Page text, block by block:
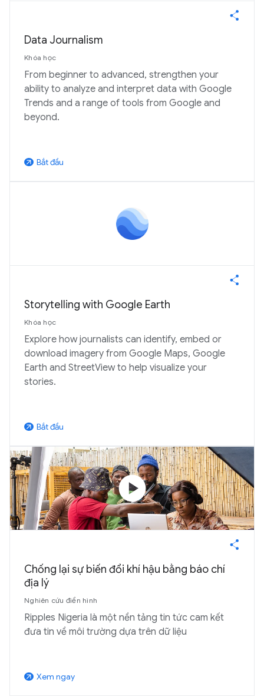
Data Journalism
Khóa học
From beginner to advanced, strengthen your
ability to analyze and interpret data with Google
Trends and a range of tools from Google and
beyond.
arrow_outward Bắt đầu
Storytelling with Google Earth
Khóa học
Explore how journalists can identify, embed or
download imagery from Google Maps, Google
Earth and StreetView to help visualize your
stories.
arrow_outward Bắt đầu
play_circle
Chống lại sự biến đổi khí hậu bằng báo chí
địa lý
Nghiên cứu điển hình
Ripples Nigeria là một nền tảng tin tức cam kết
đưa tin về môi trường dựa trên dữ liệu
arrow_outward Xem ngay